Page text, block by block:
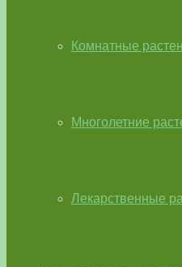
Комнатные
Многолетние
Лекарственные